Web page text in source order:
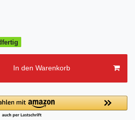
In den Warenkorb